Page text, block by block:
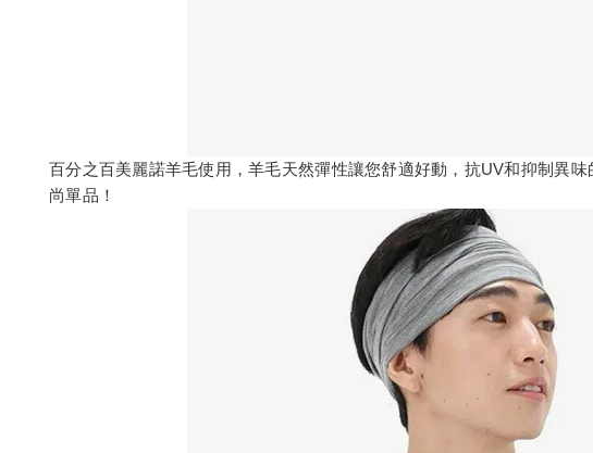
百分之百美麗諾羊毛使用，羊毛天然彈性讓您舒適好動，抗UV和抑制異
尚單品！